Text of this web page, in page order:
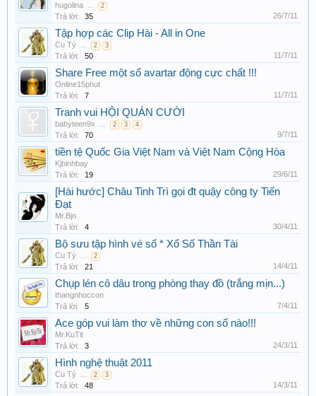
hugolina ... 2
Trả lời: 35 26/7/11
Tập hợp các Clip Hài - All in One
Cu Tý ... 2 3
Trả lời: 50 11/7/11
Share Free một số avartar động cực chất !!!
Online15phut
Trả lời:
7 11/7/11
Tranh vui HỘI QUÁN CƯỜI
babyteen9x ... 2 3 4
Trả lời: 70 9/7/11
tiền tệ Quốc Gia Việt Nam và Việt Nam Cộng Hòa
Kjbinhbay
Trả lời:
19 29/6/11
[Hài hước] Châu Tinh Trì gọi đt quậy công ty Tiến
Đạt
Mr.Bjn
Trả lời:
4 30/4/11
Bộ sưu tập hình vé số * Xổ Số Thần Tài
Cu Tý ... 2
Trả lời: 21 14/4/11
Chụp lén cô dâu trong phòng thay đồ (trắng mịn...)
thangnhoccon
Trả lời:
5 7/4/11
Ace góp vui làm thơ về những con số nào!!!
Mr.KuTit
Trả lời:
3 24/3/11
Hình nghệ thuật 2011
Cu Tý ... 2 3
Trả lời: 48 14/3/11